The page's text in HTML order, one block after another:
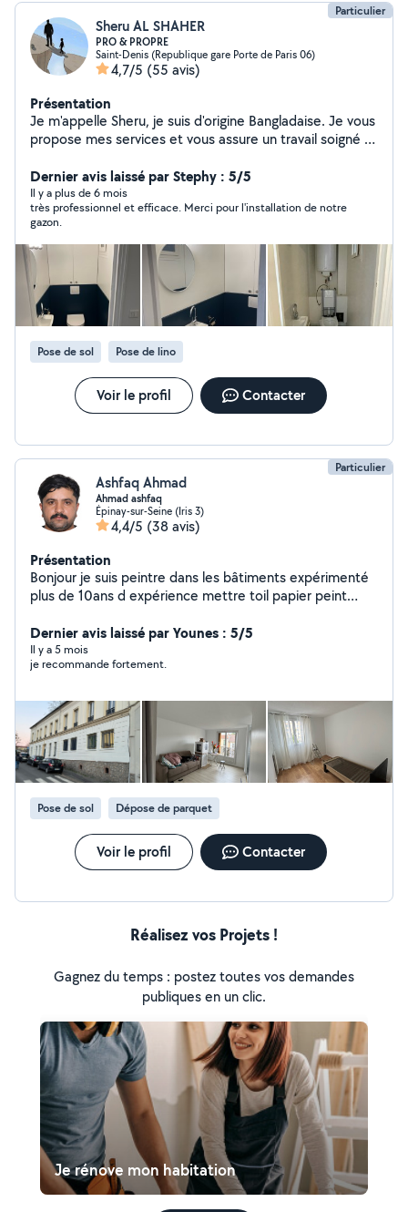
Particulier
Sheru AL SHAHER
PRO & PROPRE
Saint-Denis (Republique gare Porte de Paris 06)
4,7/5 (55 avis)
Présentation
Je m'appelle Sheru, je suis d'origine Bangladaise. Je vous
propose mes services et vous assure un travail soigné et
peinture, parquet, papier peint, installation baignoire,
toilette, meuble en kit, ... Vous pouvez me faire
confiance. Merci d'avance.
Dernier avis laissé par Stephy : 5/5
Il y a plus de 6 mois
très professionnel et efficace. Merci pour l'installation de notre
gazon.
Pose de sol Pose de lino
Voir le profil Contacter
Particulier
Ashfaq Ahmad
Ahmad ashfaq
Épinay-sur-Seine (Iris 3)
4,4/5 (38 avis)
Présentation
Bonjour je suis peintre dans les bâtiments expérimenté
plus de 10ans d expérience mettre toil papier peint
regretterais pasb
Dernier avis laissé par Younes : 5/5
Il y a 5 mois
je recommande fortement.
Pose de sol Dépose de parquet
Voir le profil Contacter
Réalisez vos Projets !
Gagnez du temps : postez toutes vos demandes
publiques en un clic.
Je rénove mon habitation